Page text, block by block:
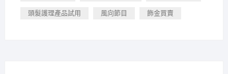
頭髮護理產品試用 風向節目 飾金買賣